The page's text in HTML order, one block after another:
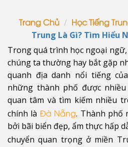
Trang Chủ / Học Tiếng
Trung Là Gì? Tìm Hiểu
Trong quá trình học ngoại
chúng ta thường hay bắt gặp
quanh địa danh nổi tiếng
những thành phố được
quan tâm và tìm kiếm nhiều
chính là Đà Nẵng. Thành phố
bởi bãi biển đẹp, ẩm thực hấp
chuyển quan trọng ở miền